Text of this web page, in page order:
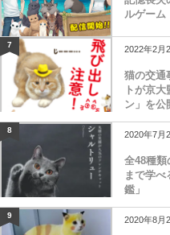
ルゲーム
7 2022年2月
猫の交通
トが京
ン」を公
8 2020年7月
全48種類
まで学
鑑」
9 2020年8月